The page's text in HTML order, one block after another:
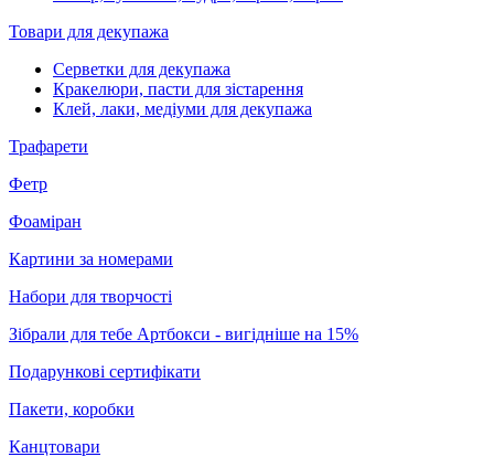
Товари для декупажа
Серветки для декупажа
Кракелюри, пасти для зістарення
Клей, лаки, медіуми для декупажа
Трафарети
Фетр
Фоаміран
Картини за номерами
Набори для творчості
Зібрали для тебе Артбокси - вигідніше на 15%
Подарункові сертифікати
Пакети, коробки
Канцтовари